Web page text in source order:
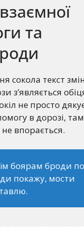
та
сокола текст
з’являється
не просто
в дорозі,
впорається.
боярам броди
покажу, мости